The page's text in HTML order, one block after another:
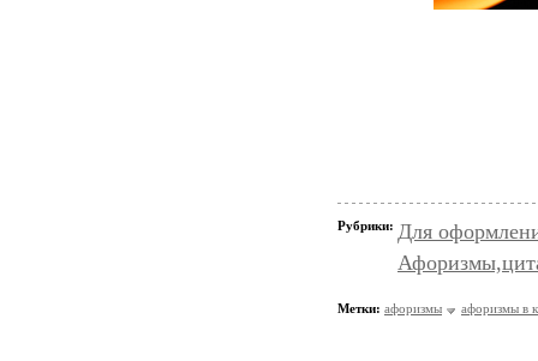
Рубрики: Для
Метки: афоризмы афоризмы в